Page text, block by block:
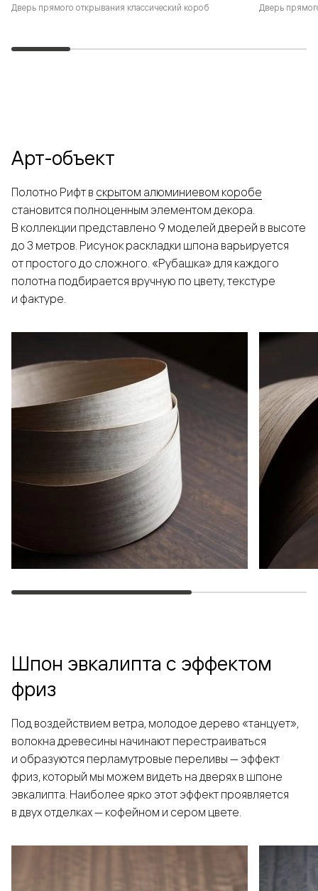
Дверь прямого открывания классический короб Дверь
Арт-объект
Полотно Рифт в скрытом алюминиевом коробе
становится полноценным элементом декора.
В коллекции представлено 9 моделей дверей в высоте
до 3 метров. Рисунок раскладки шпона варьируется
от простого до сложного. «Рубашка» для каждого
полотна подбирается вручную по цвету, текстуре
и фактуре.
Шпон эвкалипта с эффектом
фриз
Под воздействием ветра, молодое дерево «танцует»,
волокна древесины начинают перестраиваться
и образуются перламутровые переливы — эффект
фриз, который мы можем видеть на дверях в шпоне
эвкалипта. Наиболее ярко этот эффект проявляется
в двух отделках — кофейном и сером цвете.